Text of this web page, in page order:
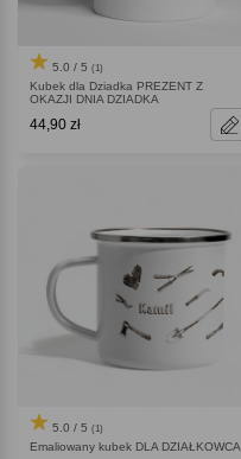
5.0 / 5 (1)
Kubek dla Dziadka PREZENT Z
OKAZJI DNIA DZIADKA
44,90 zł
5.0 / 5 (1)
Emaliowany kubek DLA DZIAŁKOWCA